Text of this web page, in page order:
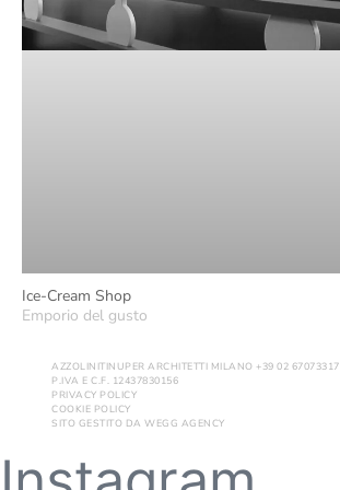
Ice-Cream Shop
Emporio del gusto
AZZOLINITINUPER ARCHITETTI MILANO +39 02 67073317
P.IVA E C.F. 12437830156
PRIVACY POLICY
COOKIE POLICY
SITO GESTITO DA WEGG AGENCY